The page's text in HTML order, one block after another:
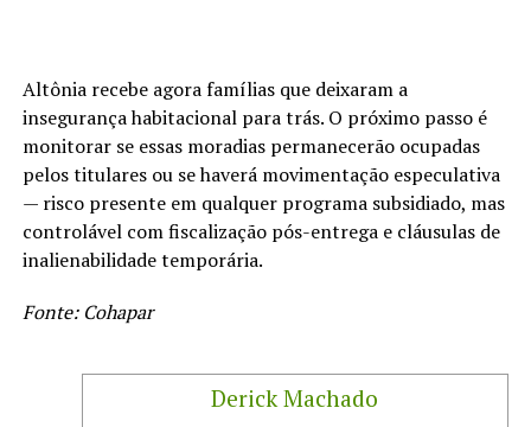
Altônia recebe agora famílias que deixaram a
insegurança habitacional para trás. O próximo passo é
monitorar se essas moradias permanecerão ocupadas
pelos titulares ou se haverá movimentação especulativa
— risco presente em qualquer programa subsidiado, mas
controlável com fiscalização pós-entrega e cláusulas de
inalienabilidade temporária.
Fonte: Cohapar
Derick Machado